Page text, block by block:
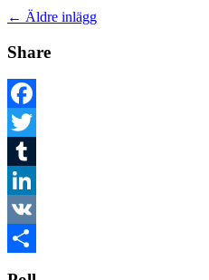
← Äldre inlägg
Share
Facebook
Twitter
Tumblr
LinkedIn
VK